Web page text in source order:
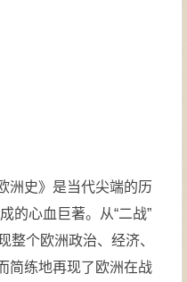
洲史》是当代尖端的历
的心血巨著。从“二战”
整个欧洲政治、经济、
简练地再现了欧洲在战